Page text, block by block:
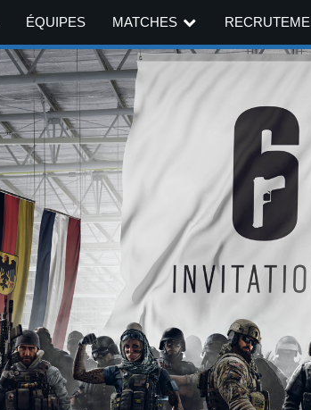
ÉQUIPES MATCHES